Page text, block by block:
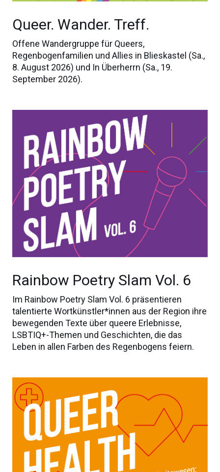
Queer. Wander. Treff.
Offene Wandergruppe für Queers,
Regenbogenfamilien und Allies in Blieskastel (Sa.,
8. August 2026) und In Überherrn (Sa., 19.
September 2026).
Rainbow Poetry Slam Vol. 6
Im Rainbow Poetry Slam Vol. 6 präsentieren
talentierte Wortkünstler*innen aus der Region ihre
bewegenden Texte über queere Erlebnisse,
LSBTIQ+-Themen und Geschichten, die das
Leben in allen Farben des Regenbogens feiern.